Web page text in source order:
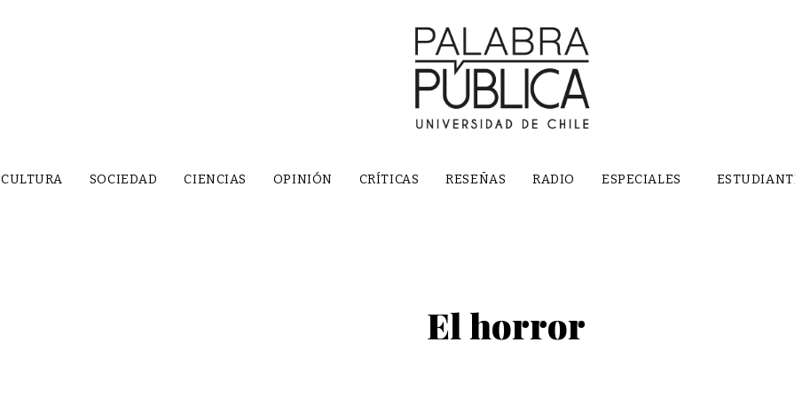
CULTURA SOCIEDAD CIENCIAS OPINIÓN CRÍTICAS RESEÑAS RADIO ESPECIALES
El horror